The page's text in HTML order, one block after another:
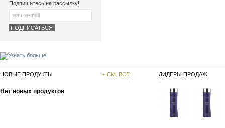
Подпишитесь на рассылку!
НОВЫЕ ПРОДУКТЫ + СМ. ВСЕ
Нет новых продуктов
ЛИДЕРЫ ПРОДАЖ